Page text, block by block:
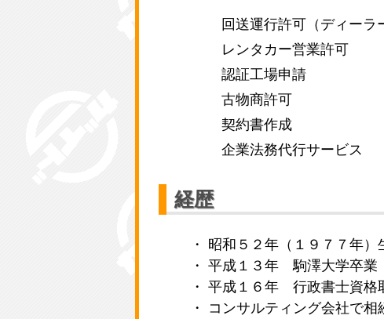
回送運行許可（ディーラ
レンタカー営業許可
認証工場申請
古物商許可
契約書作成
企業法務代行サービス
経歴
・ 昭和５２年（１９７７年
・ 平成１３年 駒澤大学卒業
・ 平成１６年 行政書士資格
・ コンサルティング会社で